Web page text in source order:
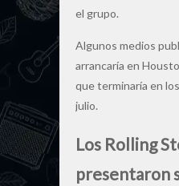
el grupo.
Algunos medios
arrancaría en
que terminaría en
julio.
Los Rolling
presentaron